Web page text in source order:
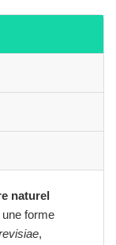
naturel
forme
,